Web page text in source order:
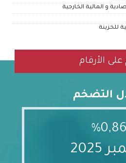
و المالية الخارجية
للخزينة
على الأرقام
التضخم
%0,86
2025